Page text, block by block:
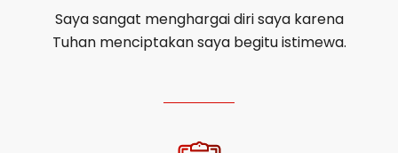
Saya sangat menghargai diri saya karena
Tuhan menciptakan saya begitu istimewa.